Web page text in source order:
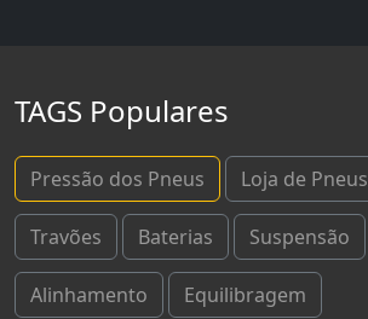
TAGS Populares
Pressão dos Pneus Loja de Pneus
Travões Baterias Suspensão
Alinhamento Equilibragem